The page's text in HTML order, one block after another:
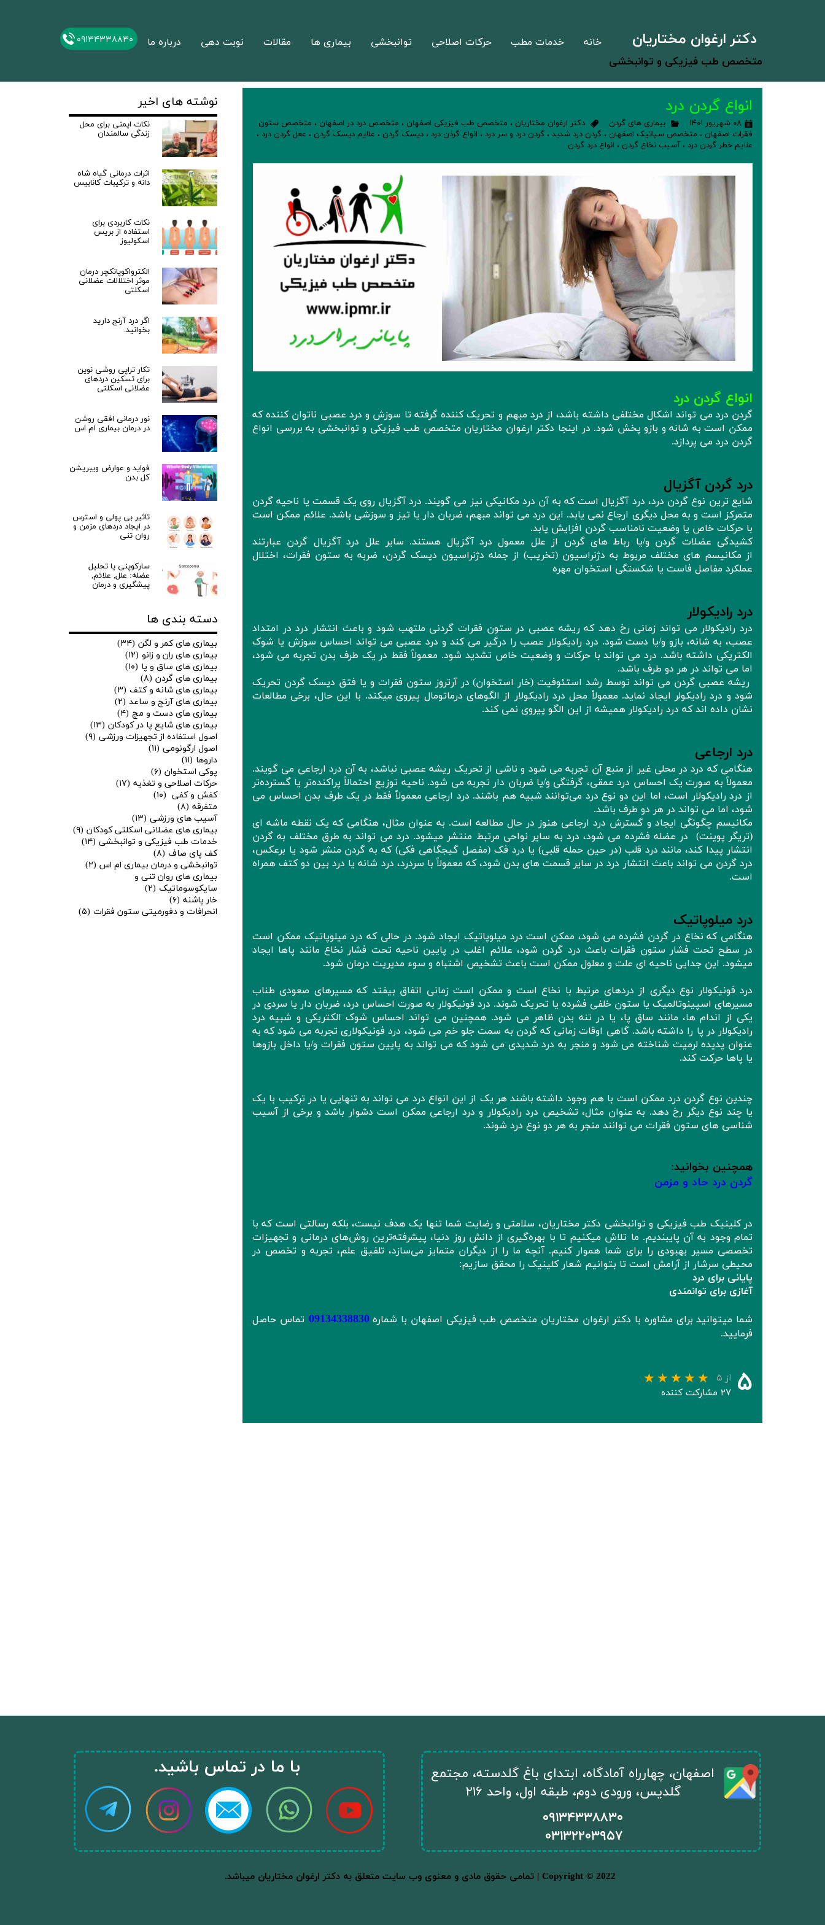
۰۹۱۳۴۳۳۸۸۳۰ خانه خدمات مطب حرکات اصلاحی توانبخشی بیماری ها مقالات نوبت دهی درباره ما دکتر ارغوان مختاریان
متخصص طب فیزیکی و توانبخشی
انواع گردن درد
۰۸ شهریور ۱۴۰۱ بیماری های گردن دکتر ارغوان مختاریان ، متخصص طب فیزیکی اصفهان ، متخصص درد در اصفهان ، متخصص ستون
فقرات اصفهان ، متخصص سیاتیک اصفهان ، گردن درد شدید ، گردن درد و سر درد ، انواع گرذن درد ، دیسک گردن ، علایم دیسک گردن ، ععل گردن درد ،
علایم خطر گردن درد ، آسیب نخاع گردن ، انواع درد گردن
انواع گردن درد
گردن درد می تواند اشکال مختلفی داشته باشد، از درد مبهم و تحریک کننده گرفته تا سوزش و درد عصبی ناتوان کننده که
ممکن است به شانه و بازو پخش شود. در اینجا دکتر ارغوان مختاریان متخصص طب فیزیکی و توانبخشی به بررسی انواع
گردن درد می پردازد.
درد گردن آگزیال
شایع ترین نوع گردن درد، درد آگزیال است که به آن درد مکانیکی نیز می گویند. درد آگزیال روی یک قسمت یا ناحیه گردن
متمرکز است و به محل دیگری ارجاع نمی یابد. این درد می تواند مبهم، ضربان دار یا تیز و سوزشی باشد. علائم ممکن است
با حرکات خاص یا وضعیت نامناسب گردن افزایش یابد.
کشیدگی عضلات گردن و/یا رباط های گردن از علل معمول درد آگزیال هستند. سایر علل درد آگزیال گردن عبارتند
از مکانیسم های مختلف مربوط به دژنراسیون (تخریب) از جمله دژنراسیون دیسک گردن، ضربه به ستون فقرات، اختلال
عملکرد مفاصل فاست یا شکستگی استخوان مهره
درد رادیکولار
درد رادیکولار می تواند زمانی رخ دهد که ریشه عصبی در ستون فقرات گردنی ملتهب شود و باعث انتشار درد در امتداد
عصب، به شانه، بازو و/یا دست شود. درد رادیکولار عصب را درگیر می کند و درد عصبی می تواند احساس سوزش یا شوک
الکتریکی داشته باشد. درد می تواند با حرکات و وضعیت خاص تشدید شود. معمولاً فقط در یک طرف بدن تجربه می شود،
اما می تواند در هر دو طرف باشد.
ریشه عصبی گردن می تواند توسط رشد استئوفیت (خار استخوان) در آرتروز ستون فقرات و یا فتق دیسک گردن تحریک
شود و درد رادیکولر ایجاد نماید. معمولاً محل درد رادیکولار از الگوهای درماتومال پیروی میکند. با این حال، برخی مطالعات
نشان داده اند که درد رادیکولار همیشه از این الگو پیروی نمی کند.
درد ارجاعی
هنگامی که درد در محلی غیر از منبع آن تجربه می شود و ناشی از تحریک ریشه عصبی نباشد، به آن درد ارجاعی می گویند.
معمولاً به صورت یک احساس درد عمقی، گرفتگی و/یا ضربان دار تجربه می شود. ناحیه توزیع احتمالاً پراکنده‌تر یا گسترده‌تر
از درد رادیکولار است، اما این دو نوع درد می‌توانند شبیه هم باشند. درد ارجاعی معمولاً فقط در یک طرف بدن احساس می
شود، اما می تواند در هر دو طرف باشد.
مکانیسم چگونگی ایجاد و گسترش درد ارجاعی هنوز در حال مطالعه است. به عنوان مثال، هنگامی که یک نقطه ماشه ای
(تریگر پوینت) در عضله فشرده می شود، درد به سایر نواحی مرتبط منتشر میشود. درد می تواند به طرق مختلف به گردن
انتشار پیدا کند، مانند درد قلب (در حین حمله قلبی) یا درد فک (مفصل گیجگاهی فکی) که به گردن منشر شود یا برعکس،
درد گردن می تواند باعث انتشار درد در سایر قسمت های بدن شود، که معمولاً با سردرد، درد شانه یا درد بین دو کتف همراه
است.
درد میلوپاتیک
هنگامی که نخاع در گردن فشرده می شود، ممکن است درد میلوپاتیک ایجاد شود. در حالی که درد میلوپاتیک ممکن است
در سطح تحت فشار ستون فقرات باعث درد گردن شود، علائم اغلب در پایین ناحیه تحت فشار نخاع مانند پاها ایجاد
میشود. این جدایی ناحیه ای علت و معلول ممکن است باعث تشخیص اشتباه و سوء مدیریت درمان شود.
درد فونیکولار نوع دیگری از دردهای مرتبط با نخاع است و ممکن است زمانی اتفاق بیفتد که مسیرهای صعودی طناب
مسیرهای اسپینوتالمیک یا ستون خلفی فشرده یا تحریک شوند. درد فونیکولار به صورت احساس درد، ضربان دار یا سردی در
یکی از اندام ها، مانند ساق پا، یا در تنه بدن ظاهر می شود. همچنین می تواند احساس شوک الکتریکی و شبیه درد
رادیکولار در پا را داشته باشد. گاهی اوقات زمانی که گردن به سمت جلو خم می شود، درد فونیکولاری تجربه می شود که به
عنوان پدیده لرمیت شناخته می شود و منجر به درد شدیدی می شود که می تواند به پایین ستون فقرات و/یا داخل بازوها
یا پاها حرکت کند.
چندین نوع گردن درد ممکن است با هم وجود داشته باشند هر یک از این انواع درد می تواند به تنهایی یا در ترکیب با یک
یا چند نوع دیگر رخ دهد. به عنوان مثال، تشخیص درد رادیکولار و درد ارجاعی ممکن است دشوار باشد و برخی از آسیب
شناسی های ستون فقرات می توانند منجر به هر دو نوع درد شوند.
همچنین بخوانید:
گردن درد حاد و مزمن
در کلینیک طب فیزیکی و توانبخشی دکتر مختاریان، سلامتی و رضایت شما تنها یک هدف نیست، بلکه رسالتی است که با
تمام وجود به آن پایبندیم. ما تلاش میکنیم تا با بهره‌گیری از دانش روز دنیا، پیشرفته‌ترین روش‌های درمانی و تجهیزات
تخصصی مسیر بهبودی را برای شما هموار کنیم. آنچه ما را از دیگران متمایز می‌سازد، تلفیق علم، تجربه و تخصص در
محیطی سرشار از آرامش است تا بتوانیم شعار کلینیک را محقق سازیم:
پایانی برای درد
آغازی برای توانمندی
شما میتوانید برای مشاوره با دکتر ارغوان مختاریان متخصص طب فیزیکی اصفهان با شماره09134338830 تماس حاصل
فرمایید.
۵ از ۵
۲۷ مشارکت کننده
نوشته های اخیر
نکات ایمنی برای محل
زندگی سالمندان
اثرات درمانی گیاه شاه
دانه و ترکیبات کانابیس
نکات کاربردی برای
استفاده از بریس
اسکولیوز
الکترواکوپانکچر درمان
موثر اختلالات عضلانی
اسکلتی
اگر درد آرنج دارید
بخوانید.
تکار تراپی روشی نوین
برای تسکین دردهای
عضلانی اسکلتی
نور درمانی افقی روشن
در درمان بیماری ام اس
فواید و عوارض ویبریشن
کل بدن
تاثیر بی پولی و استرس
در ایجاد دردهای مزمن و
روان تنی
سارکوپنی یا تحلیل
عضله: علل, علائم,
پیشگیری و درمان
دسته بندی ها
بیماری های کمر و لگن (۳۴)
بیماری های ران و زانو (۱۲)
بیماری های ساق و پا (۱۰)
بیماری های گردن (۸)
بیماری های شانه و کتف (۳)
بیماری های آرنج و ساعد (۲)
بیماری های دست و مچ (۴)
بیماری های شایع پا در کودکان (۱۳)
اصول استفاده از تجهیزات ورزشی (۹)
اصول ارگونومی (۱۱)
داروها (۱۱)
پوکی استخوان (۶)
حرکات اصلاحی و تغذیه (۱۷)
کفش و کفی (۱۰)
متفرقه (۸)
آسیب های ورزشی (۱۳)
بیماری های عضلانی اسکلتی کودکان (۹)
خدمات طب فیزیکی و توانبخشی (۱۴)
کف پای صاف (۸)
توانبخشی و درمان بیماری ام اس (۲)
بیماری های روان تنی و
سایکوسوماتیک (۲)
خار پاشنه (۶)
انحرافات و دفورمیتی ستون فقرات (۵)
​۰۹۱۳۴۳۳۸۸۳۰
۰۳۱۳۲۲۰۳۹۵۷
​اصفهان، چهارراه آمادگاه، ابتدای باغ گلدسته، مجتمع
گلدیس، ورودی دوم، طبقه اول، واحد ۲۱۶
​با ما در تماس باشید.​​​​​​​
.تمامی حقوق مادی و معنوی وب سایت متعلق به دکتر ارغوان مختاریان میباشد | Copyright © 2022